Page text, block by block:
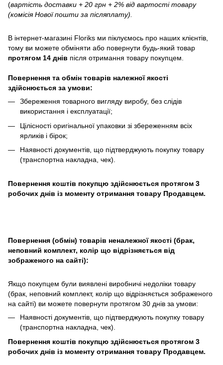
(вартість доставки + 20 грн + 2% від вартості товару
(комісія Нової пошти за післяплату).
В інтернет-магазині Floriks ми піклуємось про наших клієнтів,
тому ви можете обміняти або повернути будь-який товар
протягом 14 днів після отримання товару покупцем.
Повернення та обмін товарів належної якості
здійснюється за умови:
Збереження товарного вигляду виробу, без слідів
використання і експлуатації;
Цілісності оригінальної упаковки зі збереженням всіх
ярликів і бірок;
Наявності документів, що підтверджують покупку товару
(транспортна накладна, чек).
Повернення коштів покупцю здійснюється протягом 3
робочих днів із моменту отримання товару Продавцем.
Повернення (обмін) товарів неналежної якості (брак,
неповний комплект, колір що відрізняється від
зображеного на сайті):
Якщо покупцем були виявлені виробничі недоліки товару
(брак, неповний комплект, колір що відрізняється зображеного
на сайті) ви можете повернути протягом 30 днів за умови:
Наявності документів, що підтверджують покупку товару
(транспортна накладна, чек).
Повернення коштів покупцю здійснюється протягом 3
робочих днів із моменту отримання товару Продавцем.